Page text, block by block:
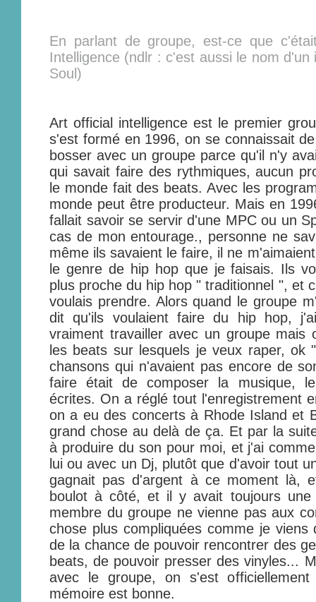
En parlant de groupe, est-ce que
Intelligence (ndlr : c'est aussi le nom
Soul)
Art official intelligence est le premier
s'est formé en 1996, on se connaissait
bosser avec un groupe parce qu'il n'y
qui savait faire des rythmiques, aucun
le monde fait des beats. Avec les
monde peut être producteur. Mais en
fallait savoir se servir d'une MPC ou un
cas de mon entourage., personne ne
même ils savaient le faire, il ne
le genre de hip hop que je faisais. Ils
plus proche du hip hop " traditionnel ", et
voulais prendre. Alors quand le groupe
dit qu'ils voulaient faire du hip hop,
vraiment travailler avec un groupe mais
les beats sur lesquels je veux raper, ok
chansons qui n'avaient pas encore de
faire était de composer la musique,
écrites. On a réglé tout l'enregistrement
on a eu des concerts à Rhode Island et
grand chose au delà de ça. Et par la
à produire du son pour moi, et j'ai
lui ou avec un Dj, plutôt que d'avoir tout
gagnait pas d'argent à ce moment là,
boulot à côté, et il y avait toujours une
membre du groupe ne vienne pas aux
chose plus compliquées comme je viens
de la chance de pouvoir rencontrer des
beats, de pouvoir presser des vinyles...
avec le groupe, on s'est
mémoire est bonne.